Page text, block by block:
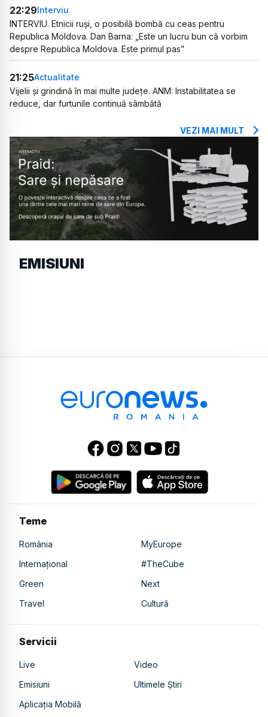
22:29Interviu
INTERVIU. Etnicii ruși, o posibilă bombă cu ceas pentru
Republica Moldova. Dan Barna: „Este un lucru bun că vorbim
despre Republica Moldova. Este primul pas”
21:25Actualitate
Vijelii și grindină în mai multe județe. ANM: Instabilitatea se
reduce, dar furtunile continuă sâmbătă
VEZI MAI MULT
EMISIUNI
Teme
România
MyEurope
Internațional
#TheCube
Green
Next
Travel
Cultură
Servicii
Live
Video
Emisiuni
Ultimele Știri
Aplicația Mobilă